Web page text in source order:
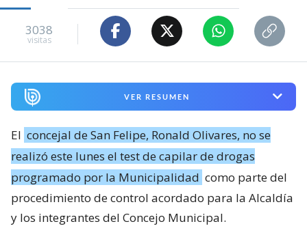
3038
visitas
VER RESUMEN
El concejal de San Felipe, Ronald Olivares, no se
realizó este lunes el test de capilar de drogas
programado por la Municipalidad como parte del
procedimiento de control acordado para la Alcaldía
y los integrantes del Concejo Municipal.